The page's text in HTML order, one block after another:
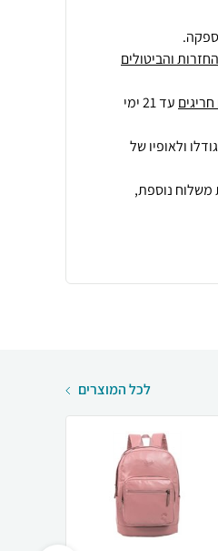
והביטולים
עד 21 ימי
ולאופיו של
משלוח נוספת,
לכל המוצרים